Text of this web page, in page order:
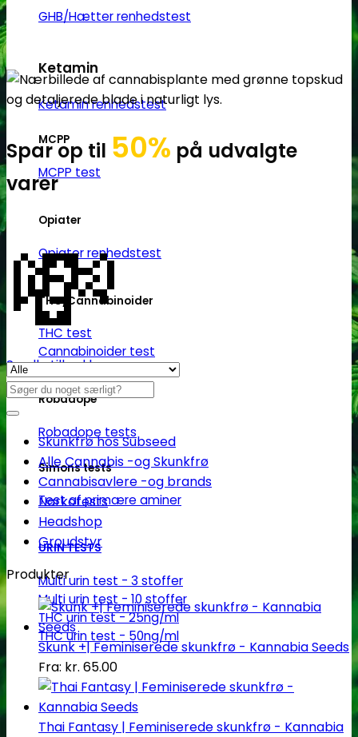
GHB/Hætter renhedstest
Ketamin
Ketamin renhedstest
MCPP
MCPP test
Opiater
Opiater renhedstest
THC/Cannabinoider
THC test
Cannabinoider test
Robadope
Robadope tests
Simons tests
Test af primære aminer
URIN TESTS
Multi urin test - 3 stoffer
Multi urin test - 10 stoffer
THC urin test - 25ng/ml
THC urin test - 50ng/ml
Spar op til 50% på udvalgte
varer
💸
Se alle tilbud her
Søg
efter:
Skunkfrø hos Subseed
Alle Cannabis -og Skunkfrø
Cannabisavlere -og brands
Narkotests
Headshop
Groudstyr
Produkter
Skunk +| Feminiserede skunkfrø - Kannabia Seeds
Fra: kr. 65.00
Thai Fantasy | Feminiserede skunkfrø - Kannabia